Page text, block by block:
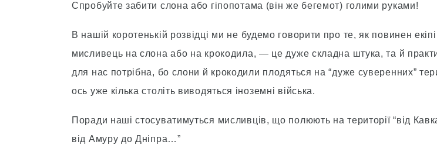
Спробуйте забити слона або гiпопотама (вiн же бегемот) голими руками!
В нашiй коротенькiй розвiдцi ми не будемо говорити про те, як повинен
мисливець на слона або на крокодила, — це дуже складна штука, та й
для нас потрiбна, бо слони й крокодили плодяться на “дуже суверенних”
ось уже кiлька столiть виводяться iноземнi вiйська.
Поради нашi стосуватимуться мисливцiв, що полюють на територiї “вiд
вiд Амуру до Днiпра…”